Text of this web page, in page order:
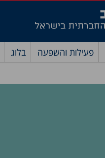
פעילות והשפעה בלוג